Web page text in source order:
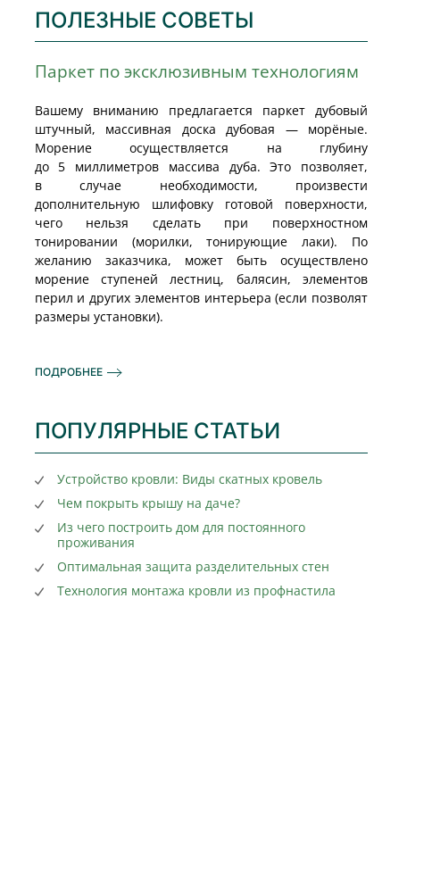
ПОЛЕЗНЫЕ СОВЕТЫ
Паркет по эксклюзивным технологиям
Вашему вниманию предлагается паркет дубовый
штучный, массивная доска дубовая — морёные.
Морение осуществляется на глубину
до 5 миллиметров массива дуба. Это позволяет,
в случае необходимости, произвести
дополнительную шлифовку готовой поверхности,
чего нельзя сделать при поверхностном
тонировании (морилки, тонирующие лаки). По
желанию заказчика, может быть осуществлено
морение ступеней лестниц, балясин, элементов
перил и других элементов интерьера (если позволят
размеры установки).
ПОДРОБНЕЕ
ПОПУЛЯРНЫЕ СТАТЬИ
Устройство кровли: Виды скатных кровель
Чем покрыть крышу на даче?
Из чего построить дом для постоянного
проживания
Оптимальная защита разделительных стен
Технология монтажа кровли из профнастила